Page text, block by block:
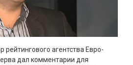
рейтингового агентства Евро-
дал комментарии для